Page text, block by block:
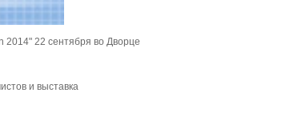
22 сентября во Дворце
и выставка